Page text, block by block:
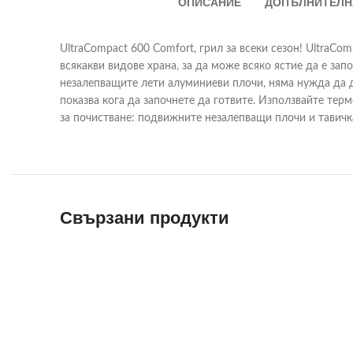
UltraCompact 600 Comfort, грил за всеки сезон!
всякакви видове храна, за да може всяко ястие да е
незалепващите лети алуминиеви плочи, няма нужда да
показва кога да започнете да готвите. Използвайте
за почистване: подвижните незалепващи плочи и
Свързани продукти